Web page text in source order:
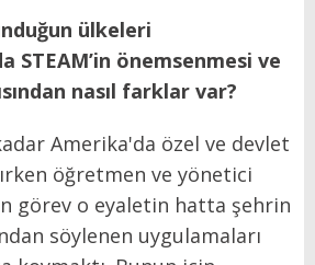
ülkeleri
STEAM’in önemsenmesi ve
nasıl farklar var?
Amerika'da özel ve devlet
öğretmen ve yönetici
görev o eyaletin hatta şehrin
söylenen uygulamaları